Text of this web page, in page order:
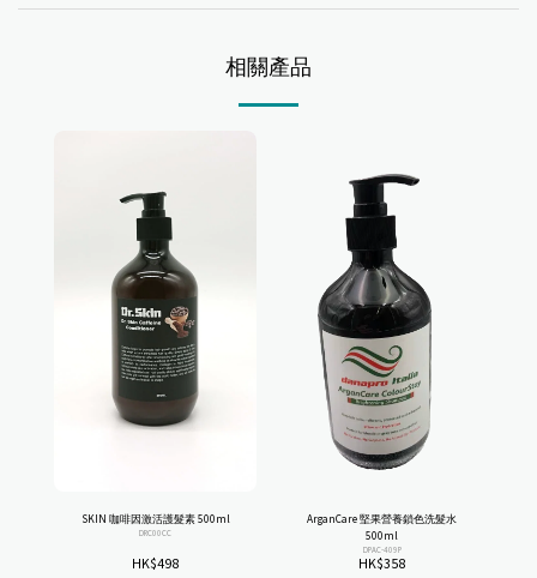
相關產品
SKIN 咖啡因激活護髮素 500ml
DRC00CC
HK$498
ArganCare 堅果營養鎖色洗髮水
500ml
DPAC-409P
HK$358